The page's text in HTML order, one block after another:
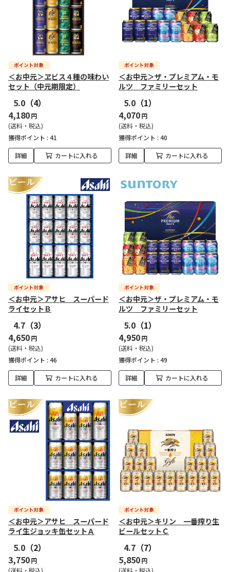
＜お中元＞ヱビス４種の味わい
セット（中元期限定）
5.0 （4）
4,180円
(送料・税込)
獲得ポイント : 41
詳細 カートに入れる
＜お中元＞ザ・プレミアム・モ
ルツ ファミリーセット
5.0 （1）
4,070円
(送料・税込)
獲得ポイント : 40
詳細 カートに入れる
＜お中元＞アサヒ スーパード
ライセットＢ
4.7 （3）
4,650円
(送料・税込)
獲得ポイント : 46
詳細 カートに入れる
＜お中元＞ザ・プレミアム・モ
ルツ ファミリーセット
5.0 （1）
4,950円
(送料・税込)
獲得ポイント : 49
詳細 カートに入れる
＜お中元＞アサヒ スーパード
ライ生ジョッキ缶セットＡ
5.0 （2）
3,750円
(送料・税込)
＜お中元＞キリン 一番搾り生
ビールセットＣ
4.7 （7）
5,850円
(送料・税込)